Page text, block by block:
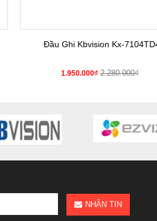
Đầu Ghi Kbvision Kx-7104TD4
1.950.000₫ 2.280.000₫
NHẬN TIN